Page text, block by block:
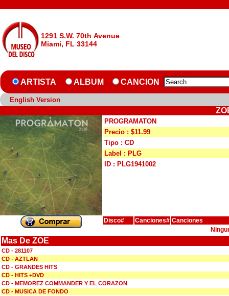
1291 S.W. 70th Avenue
Miami, FL 33144
ARTISTA ALBUM CANCION
English Version
PROGRAMATON
Precio : $11.99
Tipo : CD
Label : PLG
ID : PLG1941002
Disco# Canciones# Canciones
Mas De ZOE
CD - 281107
CD - AZTLAN
CD - GRANDES HITS
CD - HITS +DVD
CD - MEMOREZ COMMANDER Y EL CORAZON
CD - MUSICA DE FONDO